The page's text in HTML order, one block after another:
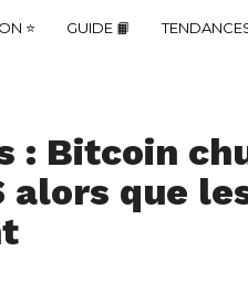
⭐ GUIDE 📙
: Bitcoin
alors que